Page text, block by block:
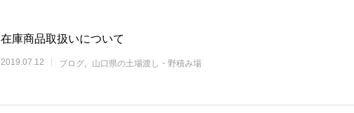
在庫商品取扱いについて
2019.07.12 ブログ 山口県の土場渡し・野積み場